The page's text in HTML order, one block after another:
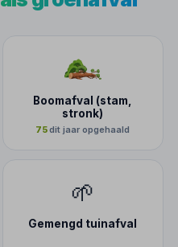
Boomafval (stam,
stronk)
75dit jaar opgehaald
🌱
Gemengd tuinafval